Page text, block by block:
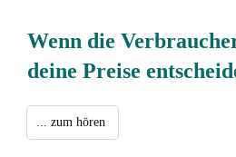
Wenn die
deine Preise
... zum hören